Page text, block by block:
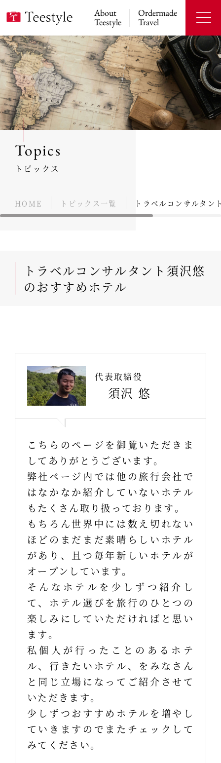
About
Teestyle
Ordermade
Travel
Topics
トピックス
HOME トピックス一覧 トラベルコンサルタン
トラベルコンサルタント須沢悠
のおすすめホテル
代表取締役
須沢 悠
こちらのページを御覧いただきま
してありがとうございます。
弊社ページ内では他の旅行会社で
はなかなか紹介していないホテル
もたくさん取り扱っております。
もちろん世界中には数え切れない
ほどのまだまだ素晴らしいホテル
があり、且つ毎年新しいホテルが
オープンしています。
そんなホテルを少しずつ紹介し
て、ホテル選びを旅行のひとつの
楽しみにしていただければと思い
ます。
私個人が行ったことのあるホテ
ル、行きたいホテル、をみなさん
と同じ立場になってご紹介させて
いただきます。
少しずつおすすめホテルを増やし
ていきますのでまたチェックして
みてください。